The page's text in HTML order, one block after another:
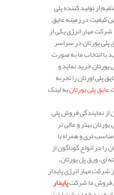
از تولید کننده پلی
کیفیت در زمینه عایق
شرکت مهار انرژی یکی از
یورتان در سراسر
با انتخاب ما به صورت
یورتان خرید نماید و
پلی اورتان را تجربه
پلی یورتانبه لینک
از نمایندگی فروش پلی
یورتان بهتر و عالی تر
تری و همراه با
را در انواع گوناگون از
ای، ورق پل یورتان،
شرکت مهار انرژی پایدار
فروش ما شرکتپایدار